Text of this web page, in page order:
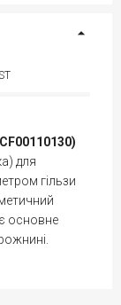
для
гільзи
основне